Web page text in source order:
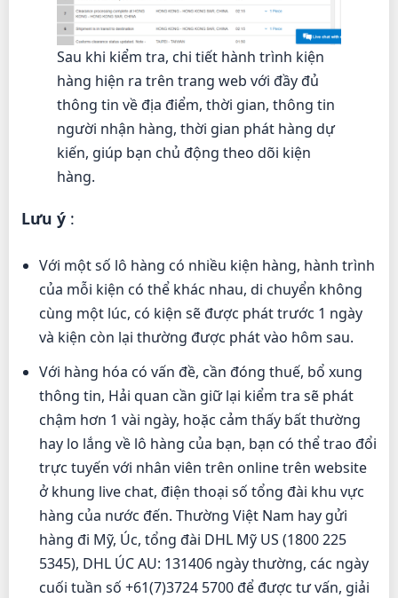
Sau khi kiểm tra, chi tiết hành trình kiện
hàng hiện ra trên trang web với đầy đủ
thông tin về địa điểm, thời gian, thông tin
người nhận hàng, thời gian phát hàng dự
kiến, giúp bạn chủ động theo dõi kiện
hàng.
Lưu ý :
Với một số lô hàng có nhiều kiện hàng, hành trình
của mỗi kiện có thể khác nhau, di chuyển không
cùng một lúc, có kiện sẽ được phát trước 1 ngày
và kiện còn lại thường được phát vào hôm sau.
Với hàng hóa có vấn đề, cần đóng thuế, bổ xung
thông tin, Hải quan cần giữ lại kiểm tra sẽ phát
chậm hơn 1 vài ngày, hoặc cảm thấy bất thường
hay lo lắng về lô hàng của bạn, bạn có thể trao đổi
trực tuyến với nhân viên trên online trên website
ở khung live chat, điện thoại số tổng đài khu vực
hàng của nước đến. Thường Việt Nam hay gửi
hàng đi Mỹ, Úc, tổng đài DHL Mỹ US (1800 225
5345), DHL ÚC AU: 131406 ngày thường, các ngày
cuối tuần số +61(7)3724 5700 để được tư vấn, giải